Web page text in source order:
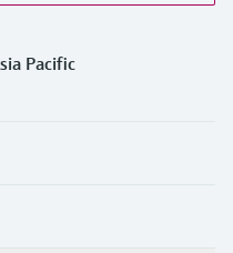
Pacific